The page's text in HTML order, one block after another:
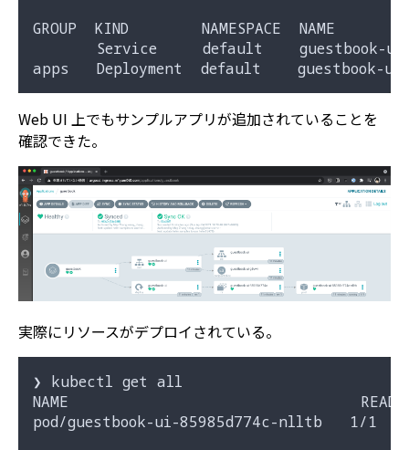
GROUP  KIND        NAMESPACE  NAME
Service     default    guestbook-
Web UI 上でもサンプルアプリが追加されていることを
確認できた。
実際にリソースがデプロイされている。
❯ kubectl get all
NAME                                READY
pod/guestbook-ui-85985d774c-nlltb   1/